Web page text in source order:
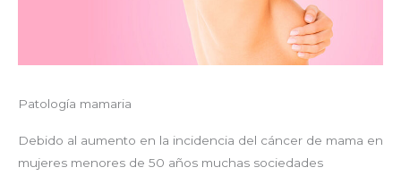
Patología mamaria
Debido al aumento en la incidencia del cáncer de mama en
mujeres menores de 50 años muchas sociedades